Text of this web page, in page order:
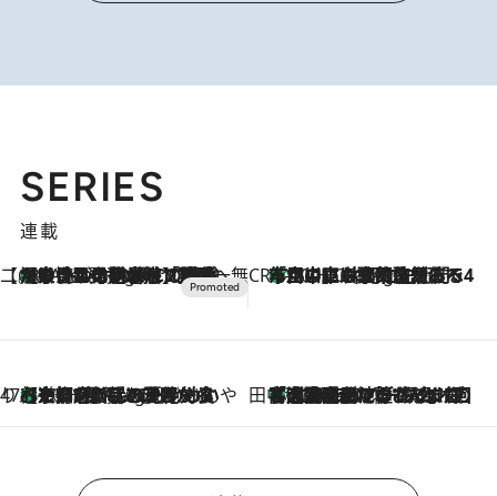
SERIES
連載
【CREA×星野リゾート】唯一無二。癒しと発見が待つ場所へ
8 Hours Ago
【トンボの足水浴】ヒノキの香りに包まれて涼感マックス！約13℃の湧水かけ流しを避暑地「星野温泉 トンボの湯」で体験 CREA'S CHOICE
10 Hours Ago
「立川にも歌舞伎があるんだよ」 片岡仁左衛門・市川中車ら豪華座組みで4年目の立川立飛歌舞伎へ
47都道府県の手みやげ ひんやりスイーツで夏を満喫
10 Hours Ago
【京都府】この夏絶対食べたい 冷やしておいしいおやつ3選 ひと口目から心を掴む新緑のテリーヌ 田中稲の勝手に再ブーム
2026.8.7
「湘南乃風に憧れて」観客大盛上がりの“タオル回し”に、ラッパー顔負けの高速歌唱まで…さだまさし（74）のアグレッシブすぎる現在地